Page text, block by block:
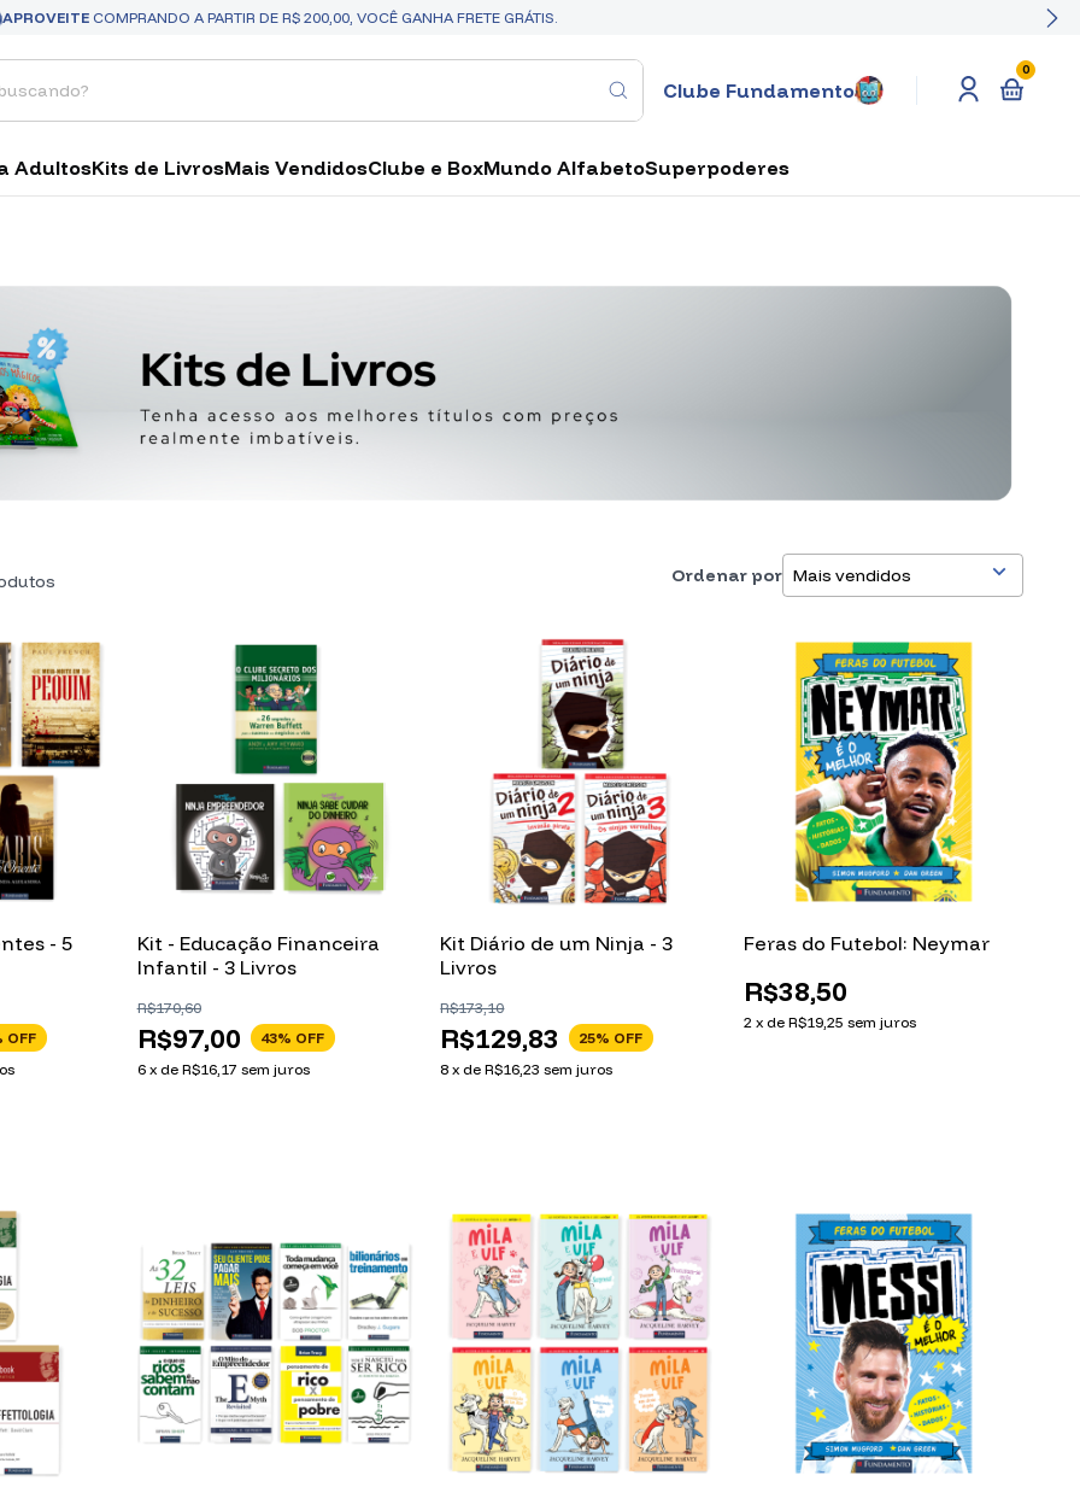
APROVEITE COMPRANDO A PARTIR DE R$ 200,00, VOCÊ GANHA FRETE GRÁTIS.
Clube Fundamento
0
AdultosKits de LivrosMais VendidosClube e BoxMundo AlfabetoSuperpoderes
Ordenar por
- 5
OFF
Kit - Educação Financeira
Infantil - 3 Livros
R$97,00
R$170,60
43% OFF
6 x de R$16,17 sem juros
Kit Diário de um Ninja - 3
Livros
R$129,83
R$173,10
25% OFF
8 xdeR$16,23 sem juros
Feras do Futebol: Neymar
R$38,50
2 xdeR$19,25 sem juros